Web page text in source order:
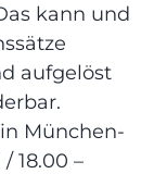
kann und
aufgelöst
München-
18.00 –